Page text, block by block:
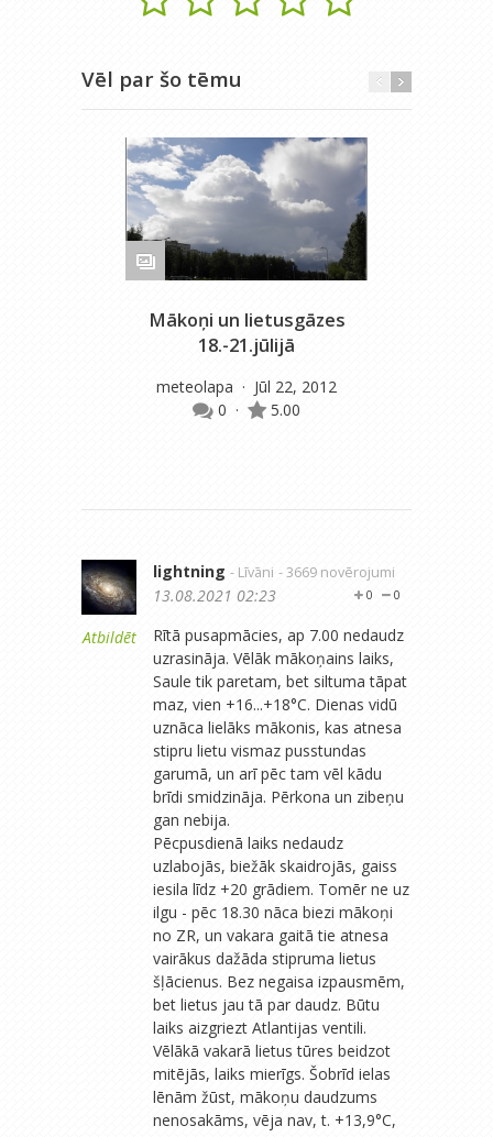
Vēl par šo tēmu
Mākoņi un lietusgāzes
18.-21.jūlijā
meteolapa · Jūl 22, 2012
0 · 5.00
Atbildēt
lightning - Līvāni - 3669 novērojumi
0
0
13.08.2021 02:23
Rītā pusapmācies, ap 7.00 nedaudz
uzrasināja. Vēlāk mākoņains laiks,
Saule tik paretam, bet siltuma tāpat
maz, vien +16...+18°C. Dienas vidū
uznāca lielāks mākonis, kas atnesa
stipru lietu vismaz pusstundas
garumā, un arī pēc tam vēl kādu
brīdi smidzināja. Pērkona un zibeņu
gan nebija.
Pēcpusdienā laiks nedaudz
uzlabojās, biežāk skaidrojās, gaiss
iesila līdz +20 grādiem. Tomēr ne uz
ilgu - pēc 18.30 nāca biezi mākoņi
no ZR, un vakara gaitā tie atnesa
vairākus dažāda stipruma lietus
šļācienus. Bez negaisa izpausmēm,
bet lietus jau tā par daudz. Būtu
laiks aizgriezt Atlantijas ventili.
Vēlākā vakarā lietus tūres beidzot
mitējās, laiks mierīgs. Šobrīd ielas
lēnām žūst, mākoņu daudzums
nenosakāms, vēja nav, t. +13,9°C,